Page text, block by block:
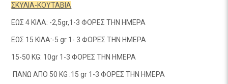
ΣΚΥΛΙΑ-ΚΟΥΤΑΒΙΑ
ΕΩΣ 4 ΚΙΛΑ: -2,5gr,1-3 ΦΟΡΕΣ ΤΗΝ ΗΜΕΡΑ
ΕΩΣ 15 ΚΙΛΑ:-5 gr 1- 3 ΦΟΡΕΣ ΤΗΝ ΗΜΕΡΑ
15-50 KG: 10gr 1-3 ΦΟΡΕΣ ΤΗΝ ΗΜΕΡΑ
ΠΑΝΩ ΑΠΟ 50 KG :15 gr 1-3 ΦΟΡΕΣ ΤΗΝ ΗΜΕΡΑ